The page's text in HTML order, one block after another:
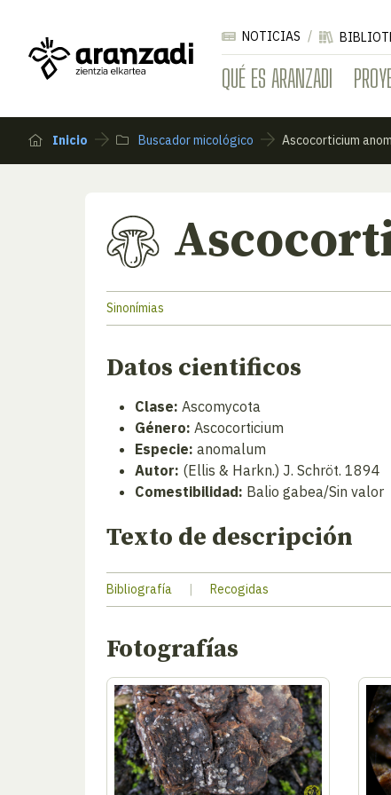
QUÉ ES ARANZADI
NOTICIAS
Inicio Buscador micológico Ascocorticium
Sinonímias
Datos cientificos
Clase: Ascomycota
Género: Ascocorticium
Especie: anomalum
Autor: (Ellis & Harkn.) J. Schröt. 1894
Comestibilidad: Balio gabea/Sin valor
Texto de descripción
Bibliografía | Recogidas
Fotografías